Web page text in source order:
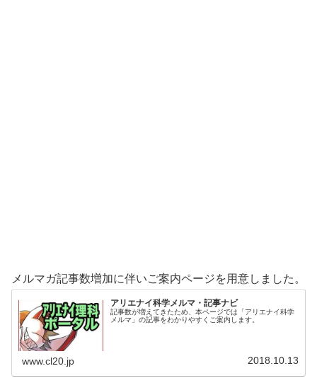
メルマガ記事数増加に伴いご案内ページを用意しました。
アリエナイ科学メルマ・記事ナビ
記事数が増えてきたため、本ページでは「アリエナイ科学
メルマ」の記事をわかりやすくご案内します。
www.cl20.jp 2018.10.13